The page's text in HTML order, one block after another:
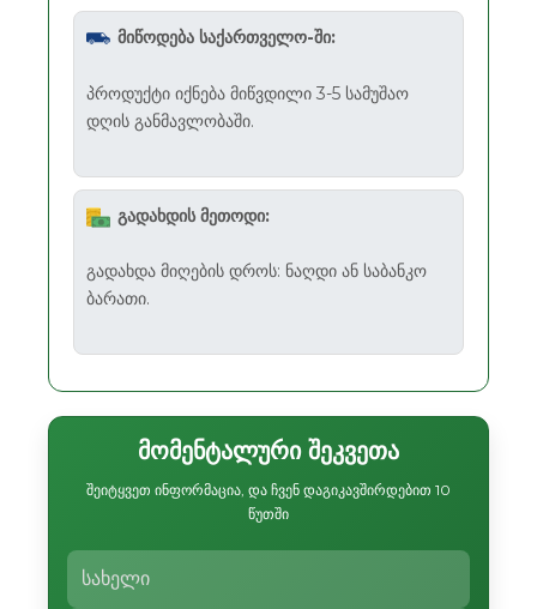
მიწოდება საქართველო-ში:
პროდუქტი იქნება მიწვდილი 3-5 სამუშაო
დღის განმავლობაში.
გადახდის მეთოდი:
გადახდა მიღების დროს: ნაღდი ან საბანკო
ბარათი.
მომენტალური შეკვეთა
შეიტყვეთ ინფორმაცია, და ჩვენ დაგიკავშირდებით 10
წუთში